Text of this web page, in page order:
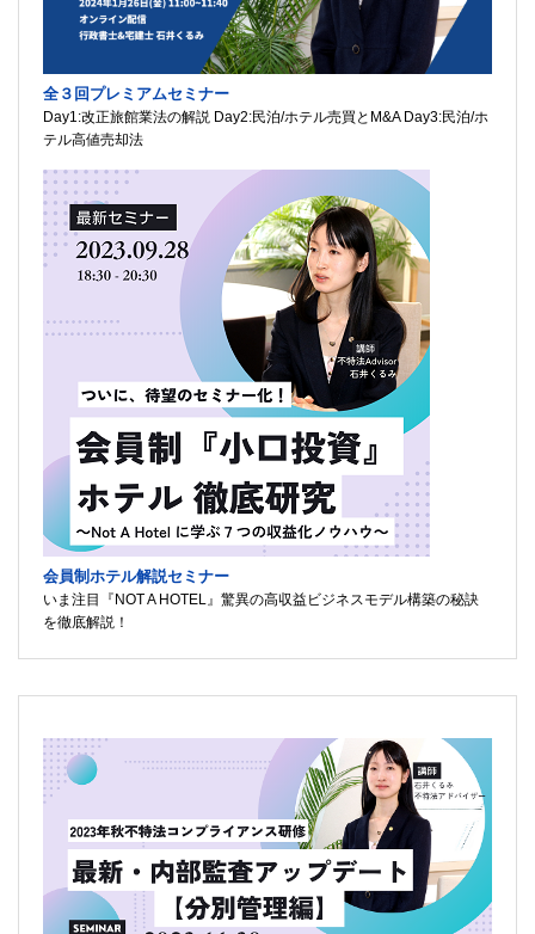
全３回プレミアムセミナー
Day1:改正旅館業法の解説 Day2:民泊/ホテル売買とM&A Day3:民泊/ホ
テル高値売却法
会員制ホテル解説セミナー
いま注目『NOT A HOTEL』驚異の高収益ビジネスモデル構築の秘訣
を徹底解説！